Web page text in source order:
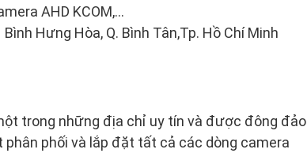
AHD KCOM,…
Hưng Hòa, Q. Bình Tân,Tp. Hồ Chí Minh
trong những địa chỉ uy tín và được đông đảo
phối và lắp đặt tất cả các dòng camera